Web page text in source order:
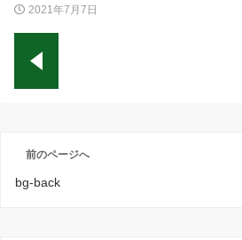
2021年7月7日
前のページへ
bg-back